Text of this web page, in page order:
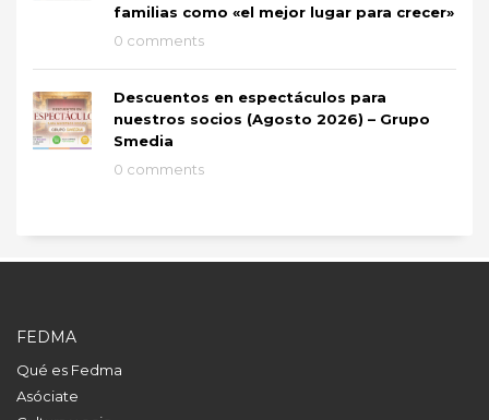
familias como «el mejor lugar para crecer»
0 comments
Descuentos en espectáculos para
nuestros socios (Agosto 2026) – Grupo
Smedia
0 comments
FEDMA
Qué es Fedma
Asóciate